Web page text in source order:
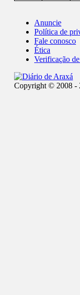
Anuncie
Política de
Fale conosco
Ética
Verificação
Copyright © 2008 -